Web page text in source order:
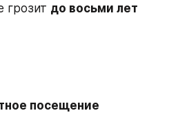
грозит до восьми лет
посещение